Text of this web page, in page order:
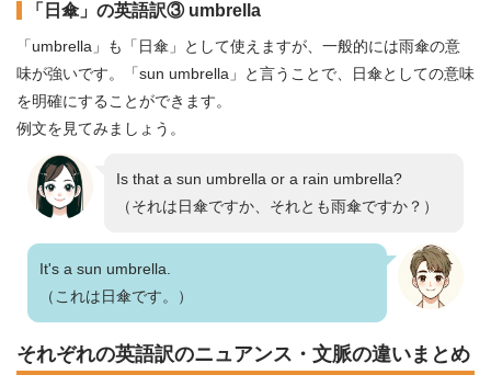
「日傘」の英語訳③ umbrella
「umbrella」も「日傘」として使えますが、一般的には雨傘の意
味が強いです。「sun umbrella」と言うことで、日傘としての意味
を明確にすることができます。
例文を見てみましょう。
Is that a sun umbrella or a rain umbrella?
（それは日傘ですか、それとも雨傘ですか？）
It's a sun umbrella.
（これは日傘です。）
それぞれの英語訳のニュアンス・文脈の違いまとめ